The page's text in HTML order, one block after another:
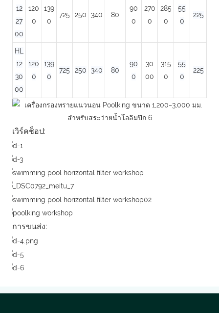
12
27
00
120
0
139
0
725 250 340 80
90
0
270
0
285
0
55
0
225
HL
12
30
00
120
0
139
0
725 250 340 80
90
0
30
00
315
0
55
0
225
เวิร์คช็อป:
การขนส่ง: